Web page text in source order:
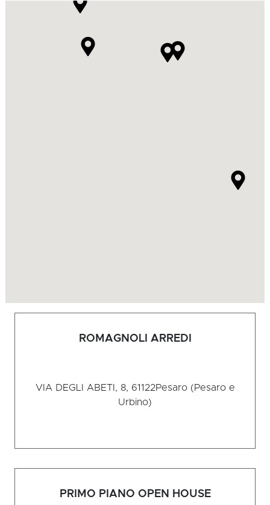
ROMAGNOLI ARREDI
VIA DEGLI ABETI, 8, 61122Pesaro (Pesaro e
Urbino)
PRIMO PIANO OPEN HOUSE